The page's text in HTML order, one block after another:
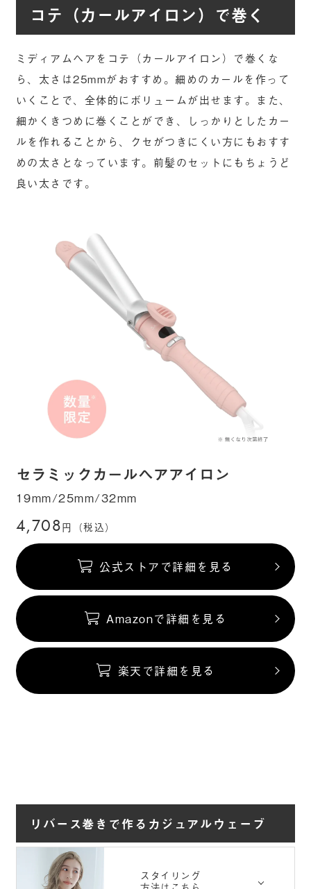
コテ（カールアイロン）で巻く
ミディアムヘアをコテ（カールアイロン）で巻くな
ら、太さは25mmがおすすめ。細めのカールを作って
いくことで、全体的にボリュームが出せます。また、
細かくきつめに巻くことができ、しっかりとしたカー
ルを作れることから、クセがつきにくい方にもおすす
めの太さとなっています。前髪のセットにもちょうど
良い太さです。
セラミックカールヘアアイロン
19mm/25mm/32mm
4,708円（税込）
公式ストアで詳細を見る
Amazonで詳細を見る
楽天で詳細を見る
リバース巻きで作るカジュアルウェーブ
スタイリング